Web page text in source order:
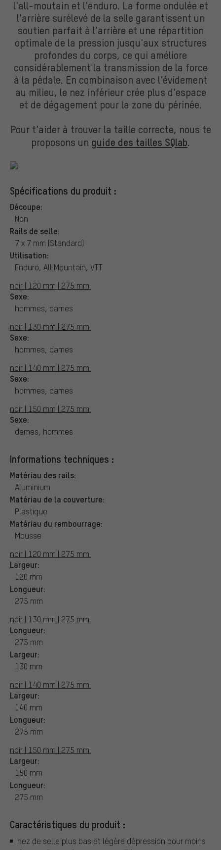
l'all-moutain et l'enduro. La forme ondulée et
l'arrière surélevé de la selle garantissent un
soutien parfait à l'arrière et une répartition
optimale de la pression jusqu'aux structures
profondes du corps, ce qui améliore
considérablement la transmission de la force
à la pédale. En combinaison avec l'évidement
au milieu, le nez inférieur crée plus d'espace
et de dégagement pour la zone du périnée.
Pour t'aider à trouver la taille correcte, nous te
proposons un guide des tailles SQlab.
Spécifications du produit :
Découpe:
Non
Rails de selle:
7 x 7 mm (Standard)
Utilisation:
Enduro, All Mountain, VTT
noir | 120 mm | 275 mm:
Sexe:
hommes, dames
noir | 130 mm | 275 mm:
Sexe:
hommes, dames
noir | 140 mm | 275 mm:
Sexe:
hommes, dames
noir | 150 mm | 275 mm:
Sexe:
dames, hommes
Informations techniques :
Matériau des rails:
Aluminium
Matériau de la couverture:
Plastique
Matériau du rembourrage:
Mousse
noir | 120 mm | 275 mm:
Largeur:
120 mm
Longueur:
275 mm
noir | 130 mm | 275 mm:
Longueur:
275 mm
Largeur:
130 mm
noir | 140 mm | 275 mm:
Largeur:
140 mm
Longueur:
275 mm
noir | 150 mm | 275 mm:
Largeur:
150 mm
Longueur:
275 mm
Caractéristiques du produit :
nez de selle plus bas et légère dépression pour moins